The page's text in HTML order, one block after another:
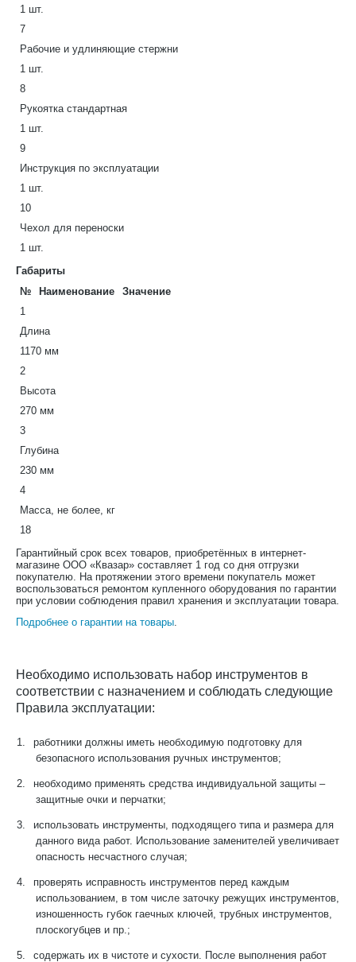
1 шт.
7
Рабочие и удлиняющие стержни
1 шт.
8
Рукоятка стандартная
1 шт.
9
Инструкция по эксплуатации
1 шт.
10
Чехол для переноски
1 шт.
Габариты
№
Наименование
Значение
1
Длина
1170 мм
2
Высота
270 мм
3
Глубина
230 мм
4
Масса, не более, кг
18
Гарантийный срок всех товаров, приобретённых в интернет-
магазине ООО «Квазар» составляет 1 год со дня отгрузки
покупателю. На протяжении этого времени покупатель может
воспользоваться ремонтом купленного оборудования по гарантии
при условии соблюдения правил хранения и эксплуатации товара.
Подробнее о гарантии на товары.
Необходимо использовать набор инструментов в
соответствии с назначением и соблюдать следующие
Правила эксплуатации:
1.
работники должны иметь необходимую подготовку для
безопасного использования ручных инструментов;
2.
необходимо применять средства индивидуальной защиты –
защитные очки и перчатки;
3.
использовать инструменты, подходящего типа и размера для
данного вида работ. Использование заменителей увеличивает
опасность несчастного случая;
4.
проверять исправность инструментов перед каждым
использованием, в том числе заточку режущих инструментов,
изношенность губок гаечных ключей, трубных инструментов,
плоскогубцев и пр.;
5.
содержать их в чистоте и сухости. После выполнения работ